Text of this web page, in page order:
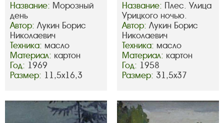
Название: Морозный
день
Автор: Лукин Борис
Николаевич
Техника: масло
Материал: картон
Год: 1969
Размер: 11,5х16,3
Название: Плес. Улица
Урицкого ночью.
Автор: Лукин Борис
Николаевич
Техника: масло
Материал: картон
Год: 1958
Размер: 31,5х37